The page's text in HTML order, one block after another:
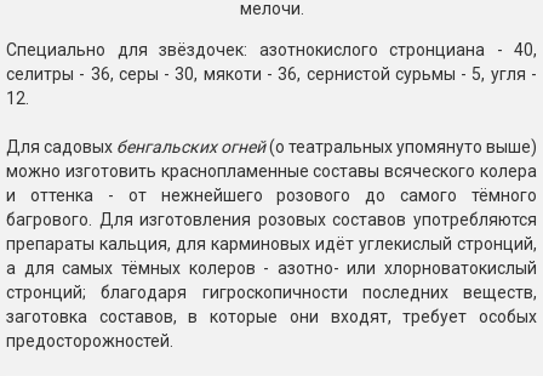
мелочи.
Специально для звёздочек: азотнокислого стронциана - 40,
селитры - 36, серы - 30, мякоти - 36, сернистой сурьмы - 5, угля -
12.
Для садовых бенгальских огней(о театральных упомянуто выше)
можно изготовить краснопламенные составы всяческого колера
и оттенка - от нежнейшего розового до самого тёмного
багрового. Для изготовления розовых составов употребляются
препараты кальция, для карминовых идёт углекислый стронций,
а для самых тёмных колеров - азотно- или хлорноватокислый
стронций; благодаря гигроскопичности последних веществ,
заготовка составов, в которые они входят, требует особых
предосторожностей.